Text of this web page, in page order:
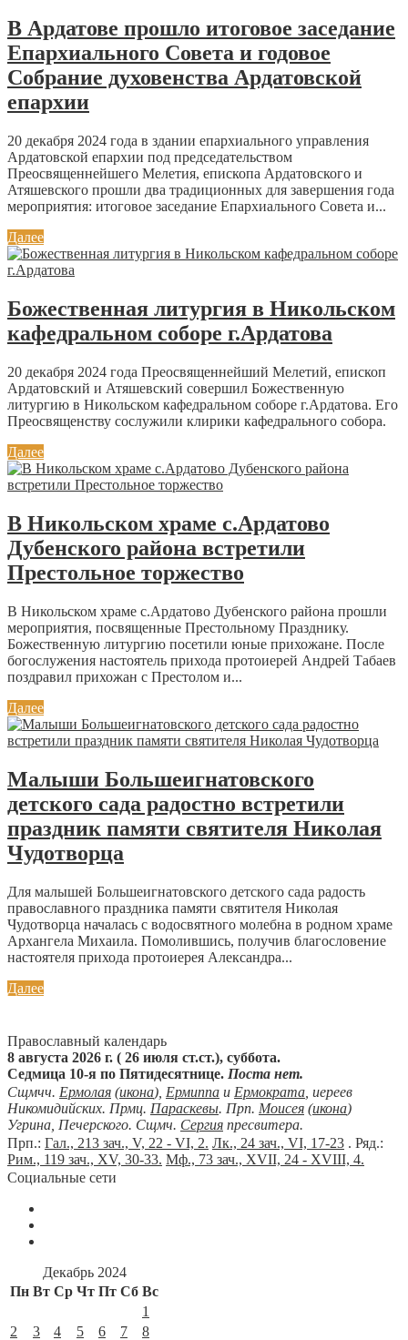
В Ардатове прошло итоговое заседание
Епархиального Совета и годовое
Собрание духовенства Ардатовской
епархии
20 декабря 2024 года в здании епархиального управления
Ардатовской епархии под председательством
Преосвященнейшего Мелетия, епископа Ардатовского и
Атяшевского прошли два традиционных для завершения года
мероприятия: итоговое заседание Епархиального Совета и...
Далее
Божественная литургия в Никольском
кафедральном соборе г.Ардатова
20 декабря 2024 года Преосвященнейший Мелетий, епископ
Ардатовский и Атяшевский совершил Божественную
литургию в Никольском кафедральном соборе г.Ардатова. Его
Преосвященству сослужили клирики кафедрального собора.
Далее
В Никольском храме с.Ардатово
Дубенского района встретили
Престольное торжество
В Никольском храме с.Ардатово Дубенского района прошли
мероприятия, посвященные Престольному Празднику.
Божественную литургию посетили юные прихожане. После
богослужения настоятель прихода протоиерей Андрей Табаев
поздравил прихожан с Престолом и...
Далее
Малыши Большеигнатовского
детского сада радостно встретили
праздник памяти святителя Николая
Чудотворца
Для малышей Большеигнатовского детского сада радость
православного праздника памяти святителя Николая
Чудотворца началась с водосвятного молебна в родном храме
Архангела Михаила. Помолившись, получив благословение
настоятеля прихода протоиерея Александра...
Далее
Православный календарь
8 августа 2026 г. ( 26 июля ст.ст.), суббота.
Седмица 10-я по Пятидесятнице. Поста нет.
Сщмчч. Ермолая (икона), Ермиппа и Ермократа , иереев
Никомидийских. Прмц. Параскевы. Прп. Моисея (икона)
Угрина, Печерского. Сщмч. Сергия пресвитера.
Прп.: Гал., 213 зач., V, 22 - VI, 2. Лк., 24 зач., VI, 17-23 . Ряд.:
Рим., 119 зач., XV, 30-33. Мф., 73 зач., XVII, 24 - XVIII, 4.
Социальные сети
Декабрь 2024
Пн Вт Ср Чт Пт Сб Вс
1
2
3 4 5 6 7
8